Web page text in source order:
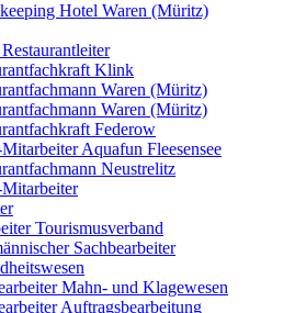
Hotel Waren (Müritz)
Klink
Waren (Müritz)
Waren (Müritz)
Federow
Aquafun Fleesensee
Neustrelitz
Tourismusverband
Sachbearbeiter
Mahn- und Klagewesen
Auftragsbearbeitung